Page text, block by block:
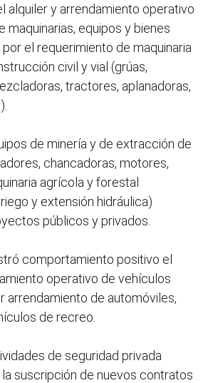
alquiler y arrendamiento operativo
maquinarias, equipos y bienes
el requerimiento de maquinaria
civil y vial (grúas,
tractores, aplanadoras,
de minería y de extracción de
chancadoras, motores,
agrícola y forestal
y extensión hidráulica)
públicos y privados.
comportamiento positivo el
operativo de vehículos
arrendamiento de automóviles,
de recreo.
de seguridad privada
suscripción de nuevos contratos